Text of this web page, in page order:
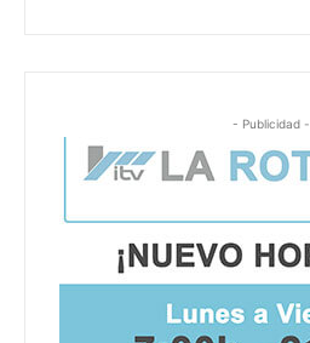
- Publicidad -